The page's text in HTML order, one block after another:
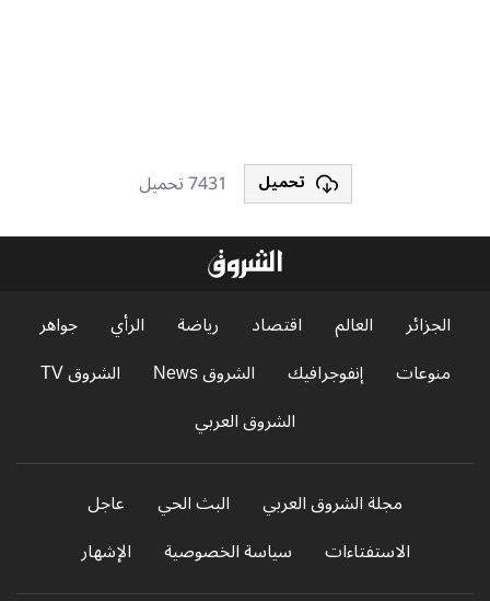
تحميل 7431 تحميل
الجزائر العالم اقتصاد رياضة الرأي
جواهر
منوعات
إنفوجرافيك الشروق News
الشروق TV
الشروق العربي
مجلة الشروق العربي البث الحي
عاجل
الاستفتاءات
سياسة الخصوصية الإشهار